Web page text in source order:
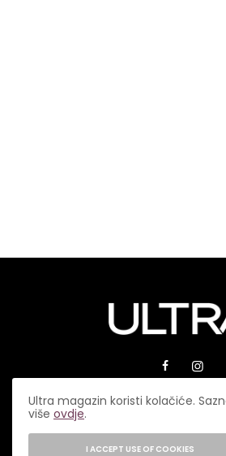
© 2026 ULTRA MAGAZIN. SVA PRAVA
Ultra magazin koristi kolačiće.
višeovdje.
I ACCEPT USE OF COOKIES